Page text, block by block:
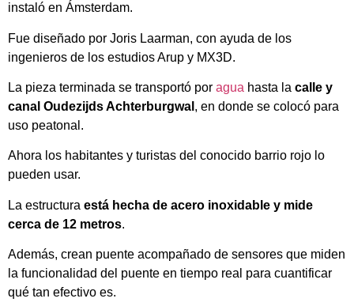
instaló en Ámsterdam.
Fue diseñado por Joris Laarman, con ayuda de los
ingenieros de los estudios Arup y MX3D.
La pieza terminada se transportó por agua hasta la calle y
canal Oudezijds Achterburgwal , en donde se colocó para
uso peatonal.
Ahora los habitantes y turistas del conocido barrio rojo lo
pueden usar.
La estructura está hecha de acero inoxidable y mide
cerca de 12 metros.
Además, crean puente acompañado de sensores que miden
la funcionalidad del puente en tiempo real para cuantificar
qué tan efectivo es.